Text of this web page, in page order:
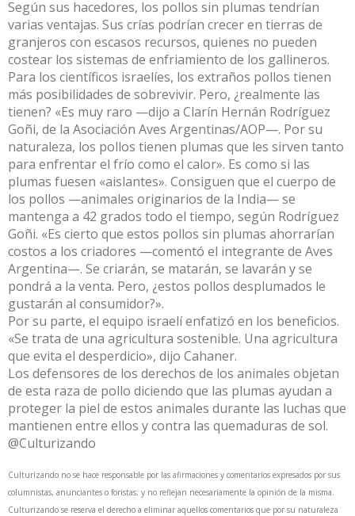
Según sus hacedores, los pollos sin plumas tendrían
varias ventajas. Sus crías podrían crecer en tierras de
granjeros con escasos recursos, quienes no pueden
costear los sistemas de enfriamiento de los gallineros.
Para los científicos israelíes, los extraños pollos tienen
más posibilidades de sobrevivir. Pero, ¿realmente las
tienen? «Es muy raro —dijo a Clarín Hernán Rodríguez
Goñi, de la Asociación Aves Argentinas/AOP—. Por su
naturaleza, los pollos tienen plumas que les sirven tanto
para enfrentar el frío como el calor». Es como si las
plumas fuesen «aislantes». Consiguen que el cuerpo de
los pollos —animales originarios de la India— se
mantenga a 42 grados todo el tiempo, según Rodríguez
Goñi. «Es cierto que estos pollos sin plumas ahorrarían
costos a los criadores —comentó el integrante de Aves
Argentina—. Se criarán, se matarán, se lavarán y se
pondrá a la venta. Pero, ¿estos pollos desplumados le
gustarán al consumidor?».
Por su parte, el equipo israelí enfatizó en los beneficios.
«Se trata de una agricultura sostenible. Una agricultura
que evita el desperdicio», dijo Cahaner.
Los defensores de los derechos de los animales objetan
de esta raza de pollo diciendo que las plumas ayudan a
proteger la piel de estos animales durante las luchas que
mantienen entre ellos y contra las quemaduras de sol.
@Culturizando
Culturizando no se hace responsable por las afirmaciones y comentarios expresados por sus
columnistas, anunciantes o foristas; y no reflejan necesariamente la opinión de la misma.
Culturizando se reserva el derecho a eliminar aquellos comentarios que por su naturaleza